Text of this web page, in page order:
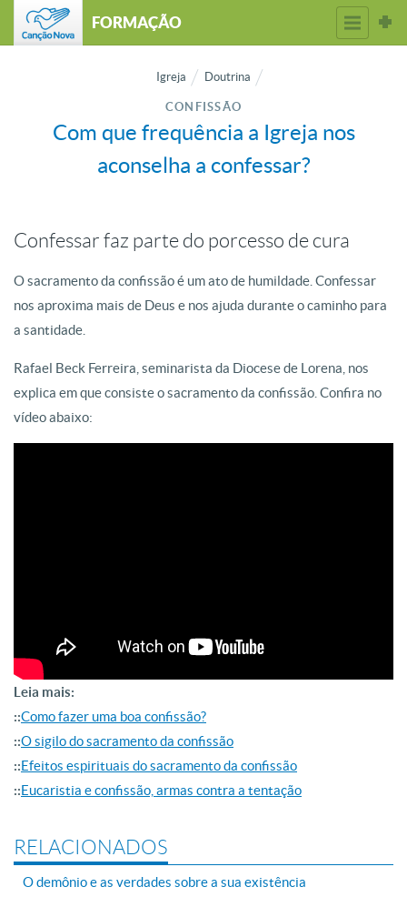
FORMAÇÃO
Igreja Doutrina
CONFISSÃO
Com que frequência a Igreja nos
aconselha a confessar?
Confessar faz parte do porcesso de cura
O sacramento da confissão é um ato de humildade. Confessar
nos aproxima mais de Deus e nos ajuda durante o caminho para
a santidade.
Rafael Beck Ferreira, seminarista da Diocese de Lorena, nos
explica em que consiste o sacramento da confissão. Confira no
vídeo abaixo:
Leia mais:
::Como fazer uma boa confissão?
::O sigilo do sacramento da confissão
::Efeitos espirituais do sacramento da confissão
::Eucaristia e confissão, armas contra a tentação
RELACIONADOS
O demônio e as verdades sobre a sua existência